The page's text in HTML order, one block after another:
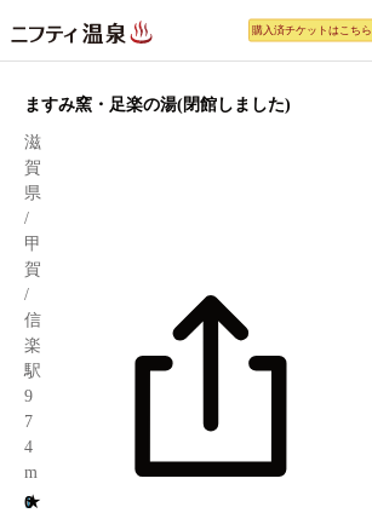
購入済チケットはこちら
ますみ窯・足楽の湯(閉館しました)
滋
賀
県
/
甲
賀
/
信
楽
駅
9
7
4
m
★
0
1